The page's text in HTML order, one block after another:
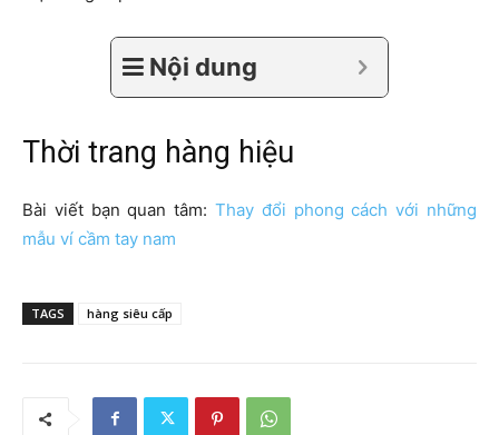
Nội dung
Thời trang hàng hiệu
Bài viết bạn quan tâm: Thay đổi phong cách với những
mẫu ví cầm tay nam
TAGS hàng siêu cấp